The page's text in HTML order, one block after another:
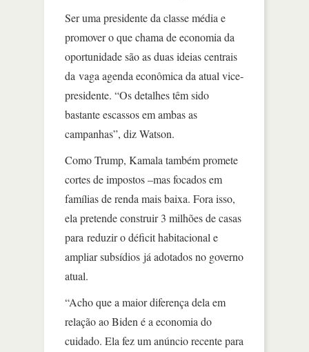
Ser uma presidente da classe média e
promover o que chama de economia da
oportunidade são as duas ideias centrais
da vaga agenda econômica da atual vice-
presidente. “Os detalhes têm sido
bastante escassos em ambas as
campanhas”, diz Watson.
Como Trump, Kamala também promete
cortes de impostos –mas focados em
famílias de renda mais baixa. Fora isso,
ela pretende construir 3 milhões de casas
para reduzir o déficit habitacional e
ampliar subsídios já adotados no governo
atual.
“Acho que a maior diferença dela em
relação ao Biden é a economia do
cuidado. Ela fez um anúncio recente para